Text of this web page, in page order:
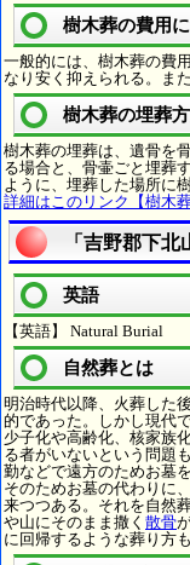
樹木葬の費用
一般的には、樹木葬の費
なり安く抑えられる。ま
樹木葬の埋葬
樹木葬の埋葬は、遺骨を
る場合と、骨壷ごと埋葬
ように、埋葬した場所に
詳細はこのリンク【樹木
「吉野郡下
英語
【英語】 Natural Burial
自然葬とは
明治時代以降、火葬した
的であった。しかし現代
少子化や高齢化、核家族
る者がいないという問題
勤などで遠方のためお墓
そのためお墓の代わりに
来つつある。それを自然
や山にそのまま撒く 散骨
に回帰するような葬り方